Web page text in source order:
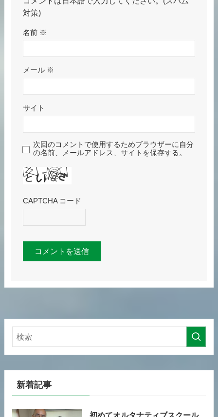
対策)
名前 ※
メール ※
サイト
次回のコメントで使用するためブラウザーに自分
の名前、メールアドレス、サイトを保存する。
CAPTCHA コード
新着記事
初めてオルタナティブスクール